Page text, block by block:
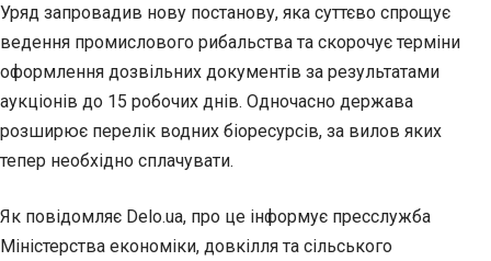
Уряд запровадив нову постанову, яка суттєво спрощує
ведення промислового рибальства та скорочує терміни
оформлення дозвільних документів за результатами
аукціонів до 15 робочих днів. Одночасно держава
розширює перелік водних біоресурсів, за вилов яких
тепер необхідно сплачувати.
Як повідомляє Delo.ua, про це інформує пресслужба
Міністерства економіки, довкілля та сільського